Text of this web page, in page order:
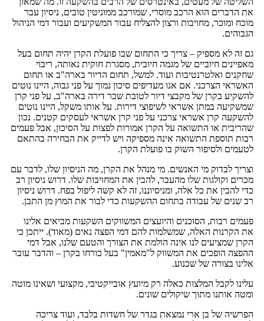
את הדברים הוא הרכב מוסרי, שמורכב ממוניטין טובים, ניסיון עבר
מוכח ומוכר, מחויבות ורצון להצליח עבור המשקיעים ועבור דמי הניהול
הגבוהים.
גם זה לא מספיק – צריך כי התחום שבו פועלת הקרן יהיה תחום בעל
מאפיינים חיוביים של מגמה חיובית, מסגרת חוקית נאותה, ריבוי
שחקנים ואלטרנטיבות ועוד. למשל, תחום הדיור בארה"ב או תחום
האשראי הצרכני. אם אנו מעדיפים סיכון נמוך על פני גבוה, היינו נוטים
להשקיע בקרן של מקבצי דיור לטובת שכר דירה בארה"ב, על פני קרן
שמשקיעה במתן אשראי לשיפוצי דירות. על אותו משקל, היינו נוטים
להשקעה קרן אשראי צרכני על פני קרן אשראי לעסקים קטנים. נכון
שהריבית או התשואה על הקרן אמורות לפצות על הסיכון, אבל פעמים
רבות תוספת התשואה אינה מספיקה ויש לדייק את הבחירה בהתאם
לטעמים ולסיפור השוק בו פועלת הקרן.
וצריך לבדוק מי האנשים. מי מנהל את הקרן, מה הניסיון שלו, לדבר עם
מכרים וקולגות שלו מהעבר, להבין את המחויבות שלו. דרוש ניסיון רב
כדי להבין את כל אלה, ומניסיוננו, זה לא קשה ליפול בפח. דרוש ניסיון
רב שנים של עבודה בתחום ההשקעות כדי לבור את המוץ מן התבן.
פעמים רבות, הסוכנים והיועצים המשווקים השקעות מביאים אלינו
את הקרנות האלה, שמשלמות להם דמי הפצה נאים (מאוד). ייתכן כי
הקרן שמציעים לנו אינה הולמת את הצורך והטעם שלנו, אבל דמי
ההפצה הופכים את המשווק ל"מאמין" בעל כורחו בקרן – והדבר עובר
אלינו בצורה של שכנוע.
עלינו לקבל המלצות כאלה רק מיועץ אובייקטיבי, מקצועי ושאינו מוטה
ומטה אותנו מתוך שיקולים שונים.
הפרשיה של בן ארי נמצאת בגדר של חשדות בלבד, ועוד צריכה